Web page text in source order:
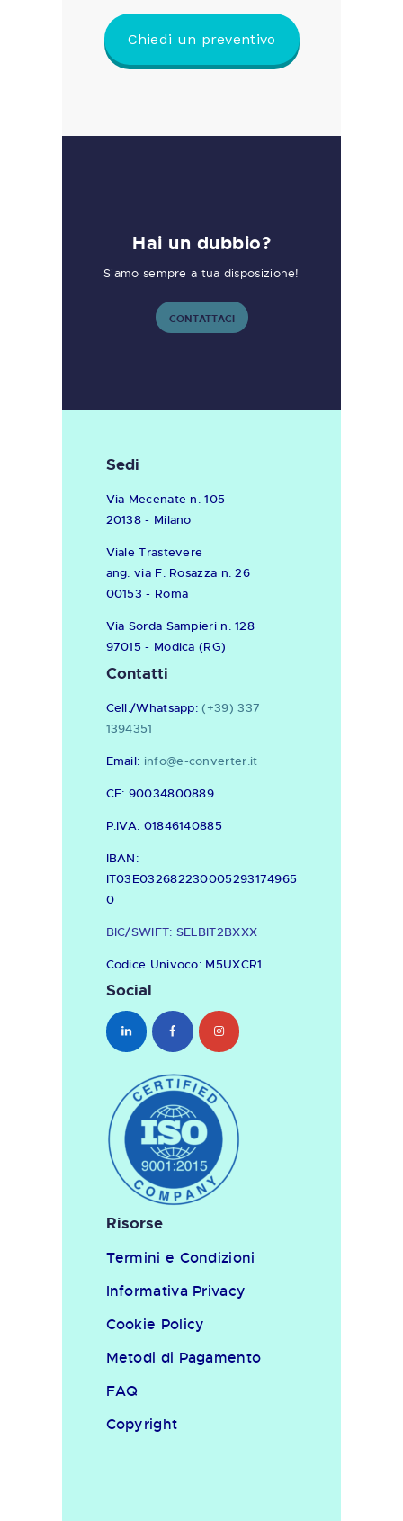
Chiedi un preventivo
Hai un dubbio?
Siamo sempre a tua disposizione!
CONTATTACI
Sedi
Via Mecenate n. 105
20138 - Milano
Viale Trastevere
ang. via F. Rosazza n. 26
00153 - Roma
Via Sorda Sampieri n. 128
97015 - Modica (RG)
Contatti
Cell./Whatsapp:(+39) 337
1394351
Email: info@e-converter.it
CF: 90034800889
P.IVA: 01846140885
IBAN:
IT03E032682230005293174965
0
BIC/SWIFT: SELBIT2BXXX
Codice Univoco: M5UXCR1
Social
Risorse
Termini e Condizioni
Informativa Privacy
Cookie Policy
Metodi di Pagamento
FAQ
Copyright